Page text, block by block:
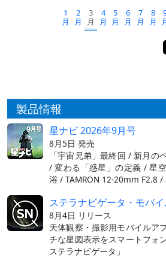
1
月
2
月
3
月
4
月
5
月
6
月
7
月
8
月
製品情報
星ナビ 2026年9月号
8月5日 発売
「宇宙兄弟」最終回 / 新月の
/ 変わる「惑星」の定義 / 星
浴 / TAMRON 12-20mm F2.8 /
ステラナビゲータ・モバ
8月4日 リリース
天体観察・撮影用モバイルア
チな星図表示をスマートフォ
ステラナビゲータ」